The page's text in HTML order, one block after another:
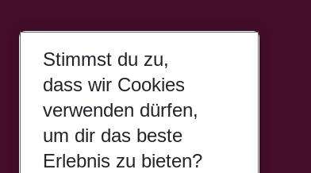
Stimmst du zu,
dass wir Cookies
verwenden dürfen,
um dir das beste
Erlebnis zu bieten?